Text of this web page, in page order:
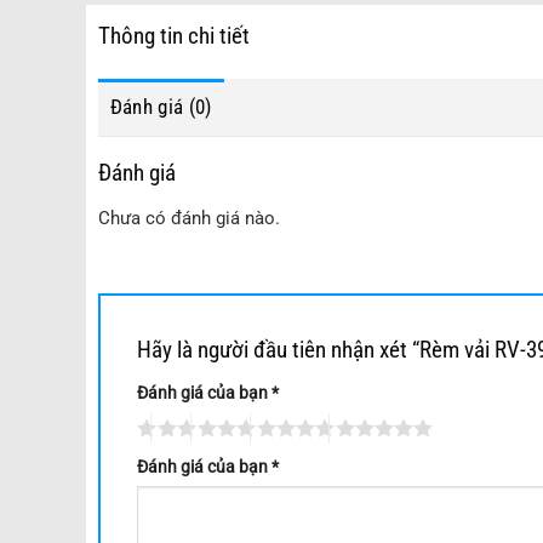
Thông tin chi tiết
Đánh giá (0)
Đánh giá
Chưa có đánh giá nào.
Hãy là người đầu tiên nhận xét “Rèm vải RV-
Đánh giá của bạn*
Đánh giá của bạn*